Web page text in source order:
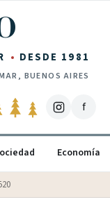
DESDE 1981
BUENOS AIRES
f
Economía